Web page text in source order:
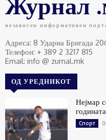
независен информативен
Адреса: 8 Ударна Бригада
Телефон: + 389 2 3217 815
Email: info @ zurnal.mk
ОД УРЕДНИКОТ
Нејмар
Спорт